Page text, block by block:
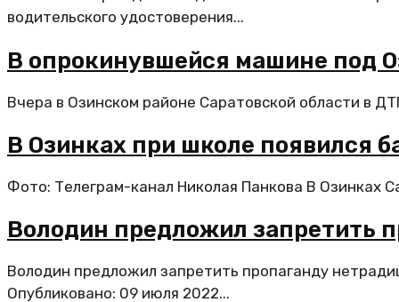
водительского удостоверения...
В опрокинувшейся машине под
Вчера в Озинском районе Саратовской области в
В Озинках при школе появился
Фото: Телеграм-канал Николая Панкова В Озинках
Володин предложил запретить
Володин предложил запретить пропаганду
Опубликовано: 09 июля 2022...